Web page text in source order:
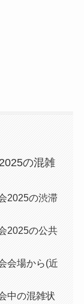
の混雑
2025の渋滞
2025の公共
会場から(近
中の混雑状